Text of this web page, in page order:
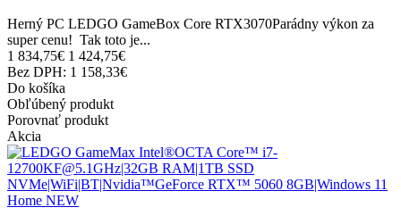
Herný PC LEDGO GameBox Core RTX3070Parádny výkon za
super cenu! Tak toto je...
1 834,75€ 1 424,75€
Bez DPH: 1 158,33€
Do košíka
Obľúbený produkt
Porovnať produkt
Akcia